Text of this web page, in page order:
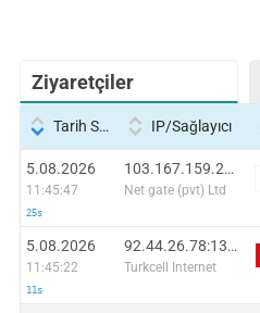
Ziyaretçiler
Tarih Saati IP/Sağlayıcı
5.08.2026
11:45:47
25s
103.167.159.254:51640
Net gate (pvt) Ltd
5.08.2026
11:45:22
11s
92.44.26.78:13046
Turkcell Internet